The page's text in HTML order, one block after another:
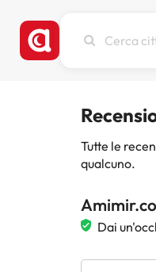
città,
Tutte le
qualcuno.
Dai